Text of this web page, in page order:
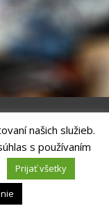
– MVI
námestie, 060 01
našich služieb.
s používaním
Prijať všetky